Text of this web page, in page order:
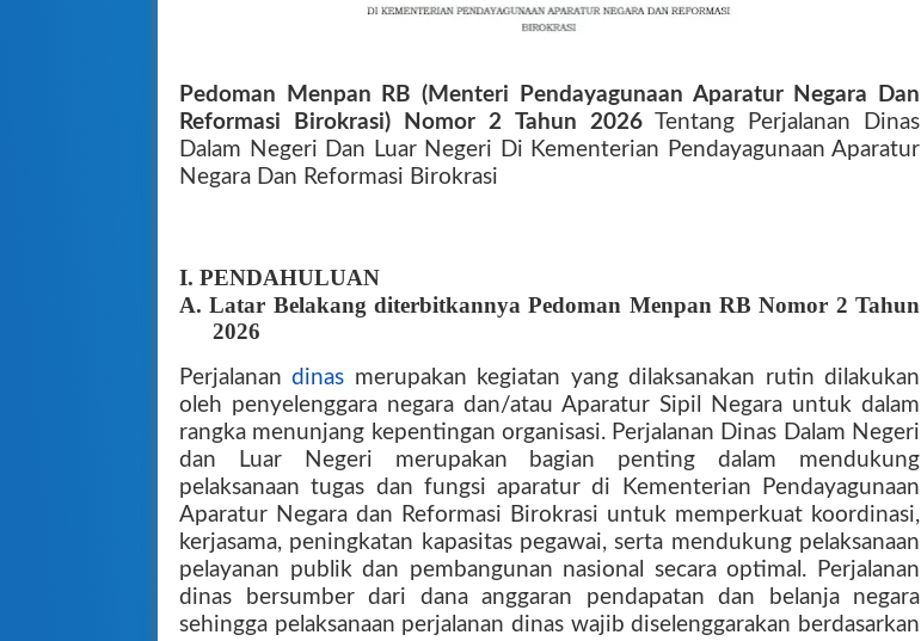
Pedoman Menpan RB (Menteri Pendayagunaan Aparatur Negara Dan
Reformasi Birokrasi) Nomor 2 Tahun 2026Tentang Perjalanan Dinas
Dalam Negeri Dan Luar Negeri Di Kementerian Pendayagunaan Aparatur
Negara Dan Reformasi Birokrasi
I. PENDAHULUAN
A. Latar Belakang diterbitkannya Pedoman Menpan RB Nomor 2 Tahun
2026
Perjalanandinas merupakan kegiatan yang dilaksanakan rutin dilakukan
oleh penyelenggara negara dan/atau Aparatur Sipil Negara untuk dalam
rangka menunjang kepentingan organisasi. Perjalanan Dinas Dalam Negeri
dan Luar Negeri merupakan bagian penting dalam mendukung
pelaksanaan tugas dan fungsi aparatur di Kementerian Pendayagunaan
Aparatur Negara dan Reformasi Birokrasi untuk memperkuat koordinasi,
kerjasama, peningkatan kapasitas pegawai, serta mendukung pelaksanaan
pelayanan publik dan pembangunan nasional secara optimal. Perjalanan
dinas bersumber dari dana anggaran pendapatan dan belanja negara
sehingga pelaksanaan perjalanan dinas wajib diselenggarakan berdasarkan